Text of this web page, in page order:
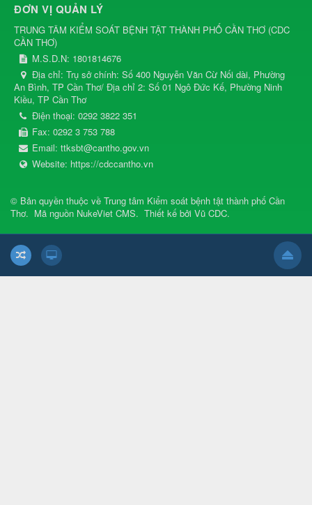
ĐƠN VỊ QUẢN LÝ
TRUNG TÂM KIỂM SOÁT BỆNH TẬT THÀNH PHỐ CẦN THƠ (CDC
CẦN THƠ)
M.S.D.N: 1801814676
Địa chỉ: Trụ sở chính: Số 400 Nguyễn Văn Cừ Nối dài, Phường
An Bình, TP Cần Thơ/ Địa chỉ 2: Số 01 Ngô Đức Kế, Phường Ninh
Kiều, TP Cần Thơ
Điện thoại: 0292 3822 351
Fax: 0292 3 753 788
Email: ttksbt@cantho.gov.vn
Website: https://cdccantho.vn
© Bản quyền thuộc về Trung tâm Kiểm soát bệnh tật thành phố Cần
Thơ. Mã nguồn NukeViet CMS. Thiết kế bởi Vũ CDC.